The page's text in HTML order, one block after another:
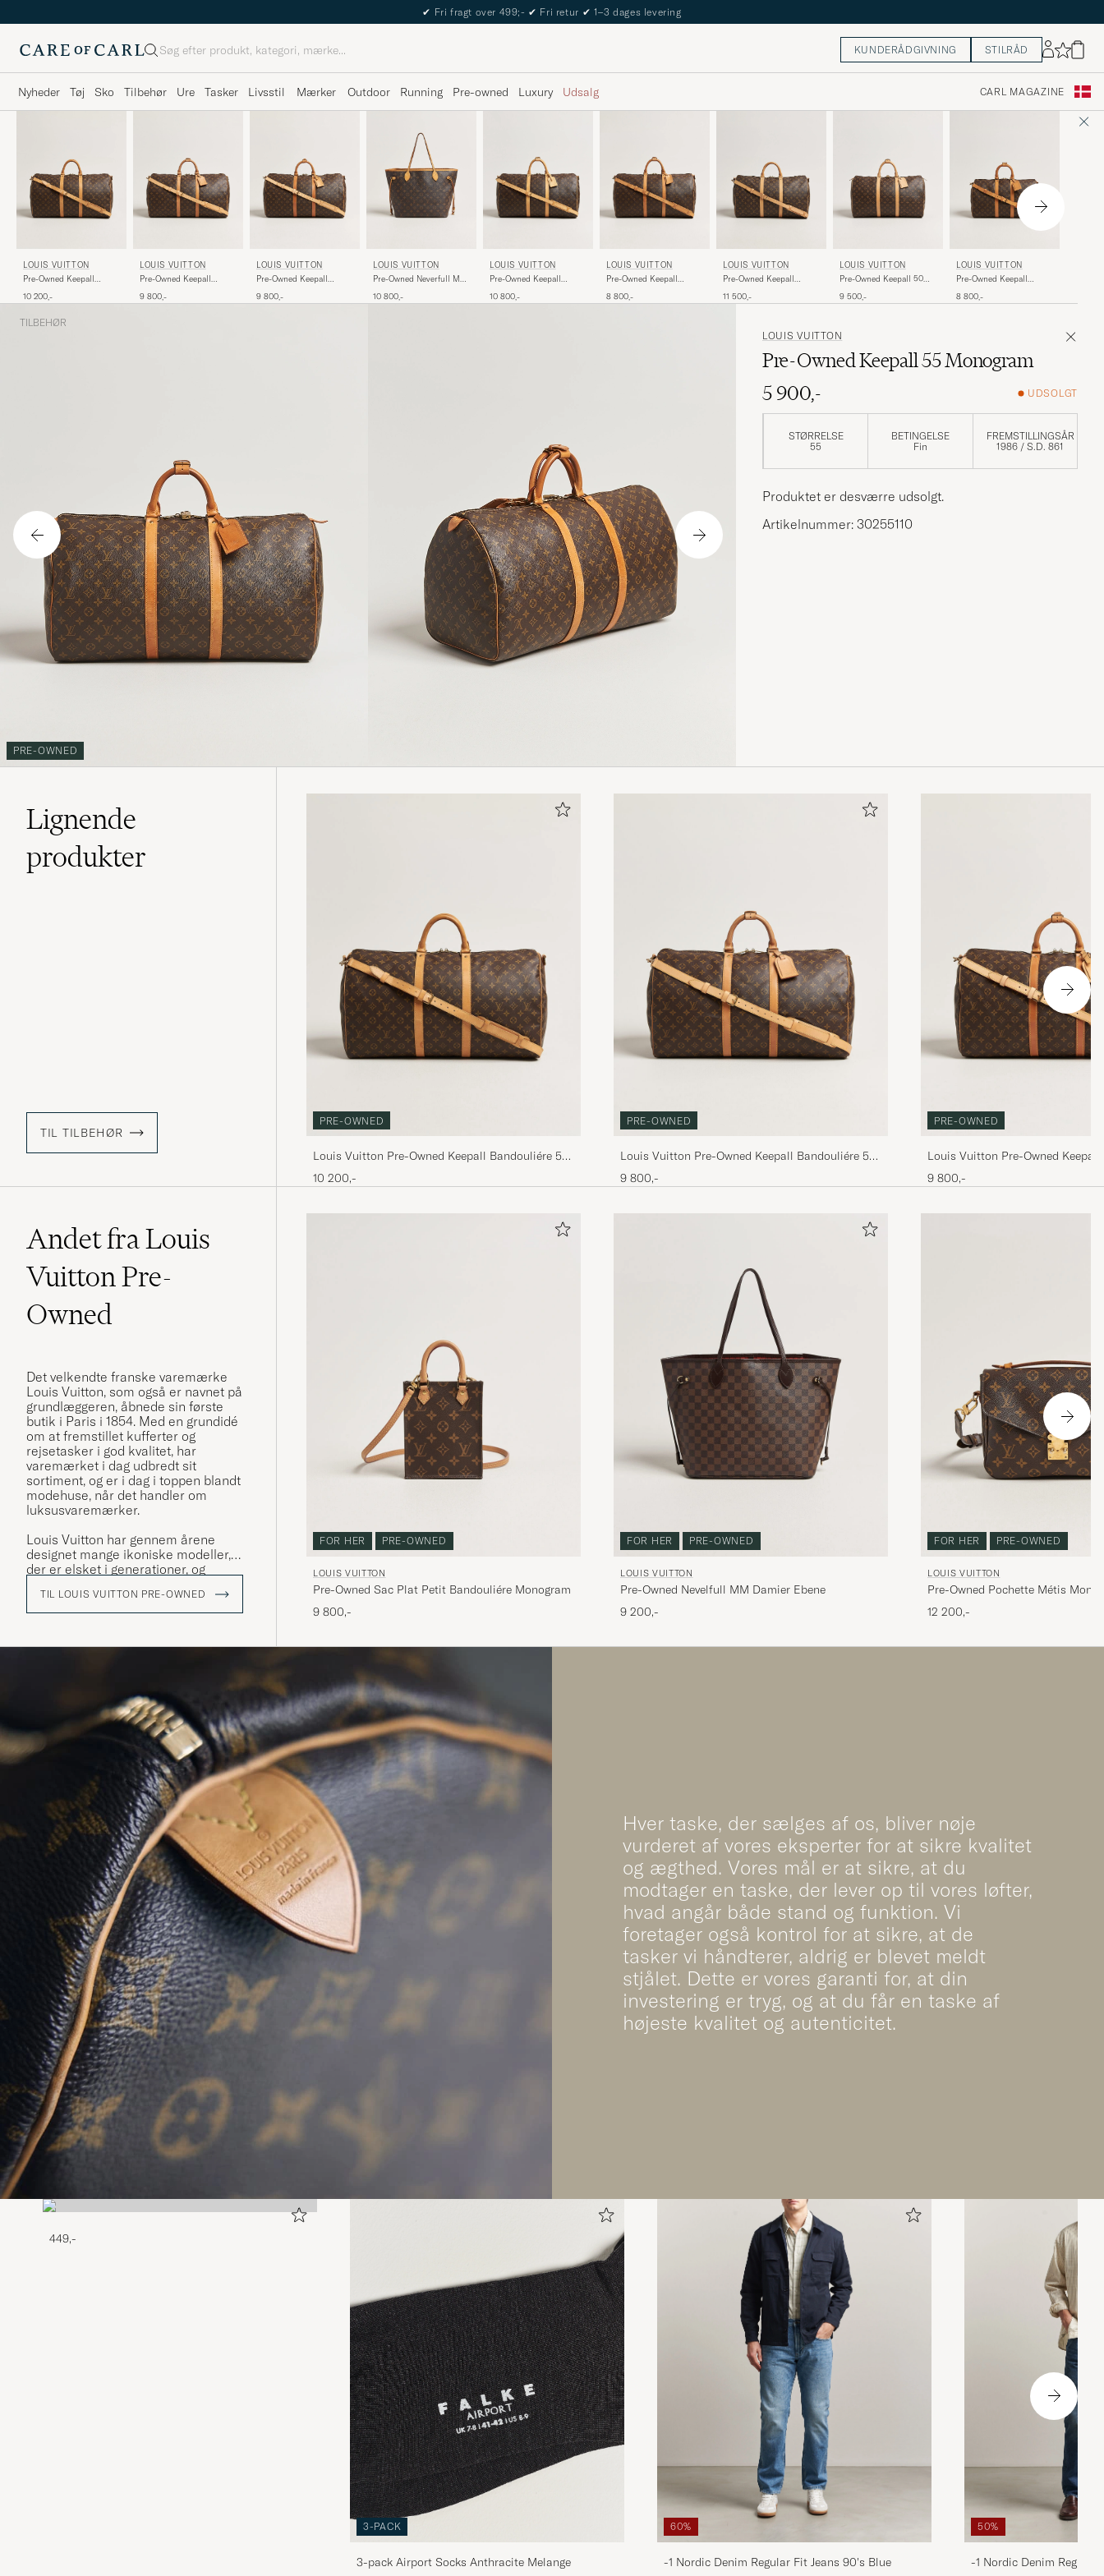
✔ Fri fragt over 499;- ✔ Fri retur ✔ 1–3 dages levering
Søg KUNDERÅDGIVNING STILRÅD
Nyheder Tøj Sko Tilbehør Ure Tasker Livsstil Mærker Outdoor Running Pre-owned Luxury Udsalg CARL MAGAZINE
LOUIS VUITTON
Pre-Owned Keepall
Monogram
10 200,-
LOUIS VUITTON
Pre-Owned Keepall
Monogram
9 800,-
LOUIS VUITTON
Pre-Owned Keepall
Monogram
9 800,-
LOUIS VUITTON
Pre-Owned Neverfull MM
10 800,-
LOUIS VUITTON
Pre-Owned Keepall
Monogram
10 800,-
LOUIS VUITTON
Pre-Owned Keepall
Monogram
8 800,-
LOUIS VUITTON
Pre-Owned Keepall
Monogram
11 500,-
LOUIS VUITTON
Pre-Owned Keepall 50
9 500,-
LOUIS VUITTON
Pre-Owned Keepall
Monogram
8 800,-
TILBEHØR
PRE-OWNED
LOUIS VUITTON
Pre-Owned Keepall 55 Monogram
5 900,-
UDSOLGT
STØRRELSE
55
BETINGELSE
Fin
FREMSTILLINGSÅR
1986 / S.D. 861
Produktet er desværre udsolgt.
Artikelnummer: 30255110
Lignende
produkter
TIL TILBEHØR
PRE-OWNED
Louis Vuitton Pre-Owned Keepall Bandouliére 55
Monogram
10 200,-
PRE-OWNED
Louis Vuitton Pre-Owned Keepall Bandouliére 55
Monogram
9 800,-
PRE-OWNED
Louis Vuitton Pre-Owned
Monogram
9 800,-
Andet fra Louis
Vuitton Pre-
Owned
Det velkendte franske varemærke
Louis Vuitton, som også er navnet på
grundlæggeren, åbnede sin første
butik i Paris i 1854. Med en grundidé
om at fremstillet kufferter og
rejsetasker i god kvalitet, har
varemærket i dag udbredt sit
sortiment, og er i dag i toppen blandt
modehuse, når det handler om
luksusvaremærker.
Louis Vuitton har gennem årene
designet mange ikoniske modeller,
der er elsket i generationer, og
dem. Denne er skabt i en masse
forskellige designs, og frem for alt i
fleste nok genkender.
TIL LOUIS VUITTON PRE-OWNED
FOR HER PRE-OWNED
LOUIS VUITTON
Pre-Owned Sac Plat Petit Bandouliére Monogram
9 800,-
FOR HER PRE-OWNED
LOUIS VUITTON
Pre-Owned Nevelfull MM Damier Ebene
9 200,-
FOR HER PRE-OWNED
LOUIS VUITTON
Pre-Owned Pochette Métis
12 200,-
Hver taske, der sælges af os, bliver nøje
vurderet af vores eksperter for at sikre kvalitet
og ægthed. Vores mål er at sikre, at du
modtager en taske, der lever op til vores løfter,
hvad angår både stand og funktion. Vi
foretager også kontrol for at sikre, at de
tasker vi håndterer, aldrig er blevet meldt
stjålet. Dette er vores garanti for, at din
investering er tryg, og at du får en taske af
højeste kvalitet og autenticitet.
449,-
3-PACK
3-pack Airport Socks Anthracite Melange
60%
-1 Nordic Denim Regular Fit Jeans 90's Blue
50%
-1 Nordic Denim Regular